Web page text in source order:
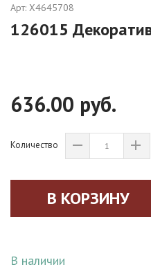
Арт: X4645708
126015
636.00 руб.
Количество
В наличии